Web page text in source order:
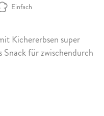
Einfach
Kichererbsen super
Snack für zwischendurch